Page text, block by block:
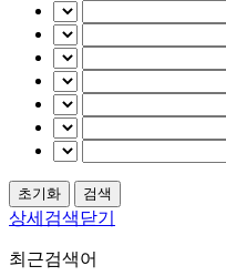
상세검색닫기
최근검색어